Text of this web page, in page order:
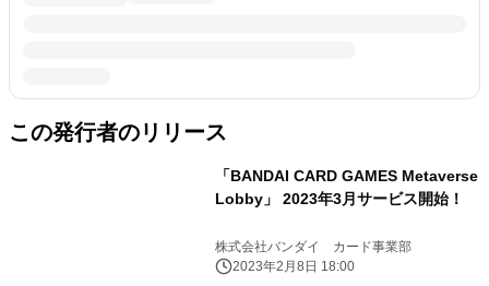
この発行者のリリース
「BANDAI CARD GAMES Metaverse
Lobby」 2023年3月サービス開始！
株式会社バンダイ カード事業部
2023年2月8日 18:00